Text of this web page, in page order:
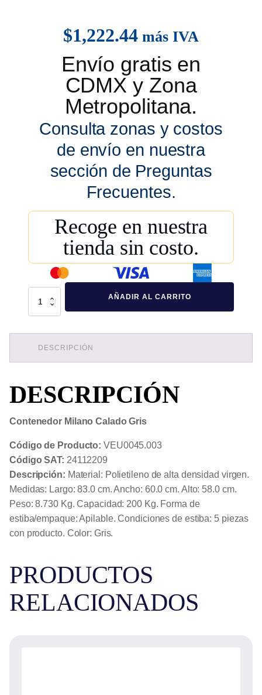
$1,222.44 más IVA
Envío gratis en
CDMX y Zona
Metropolitana.
Consulta zonas y costos
de envío en nuestra
sección de Preguntas
Frecuentes.
Recoge en nuestra
tienda sin costo.
Milano
AÑADIR AL CARRITO
DESCRIPCIÓN
DESCRIPCIÓN
Contenedor Milano Calado Gris
Código de Producto: VEU0045.003
Código SAT: 24112209
Descripción: Material: Polietileno de alta densidad virgen.
Medidas: Largo: 83.0 cm. Ancho: 60.0 cm. Alto: 58.0 cm.
Peso: 8.730 Kg. Capacidad: 200 Kg. Forma de
estiba/empaque: Apilable. Condiciones de estiba: 5 piezas
con producto. Color: Gris.
PRODUCTOS
RELACIONADOS